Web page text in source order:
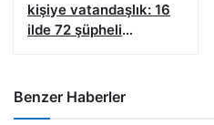
kişiye vatandaşlık: 16
ilde 72 şüpheli
Benzer Haberler